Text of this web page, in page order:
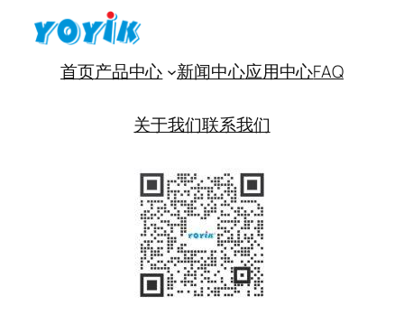
首页产品中心 新闻中心应用中心FAQ
关于我们联系我们